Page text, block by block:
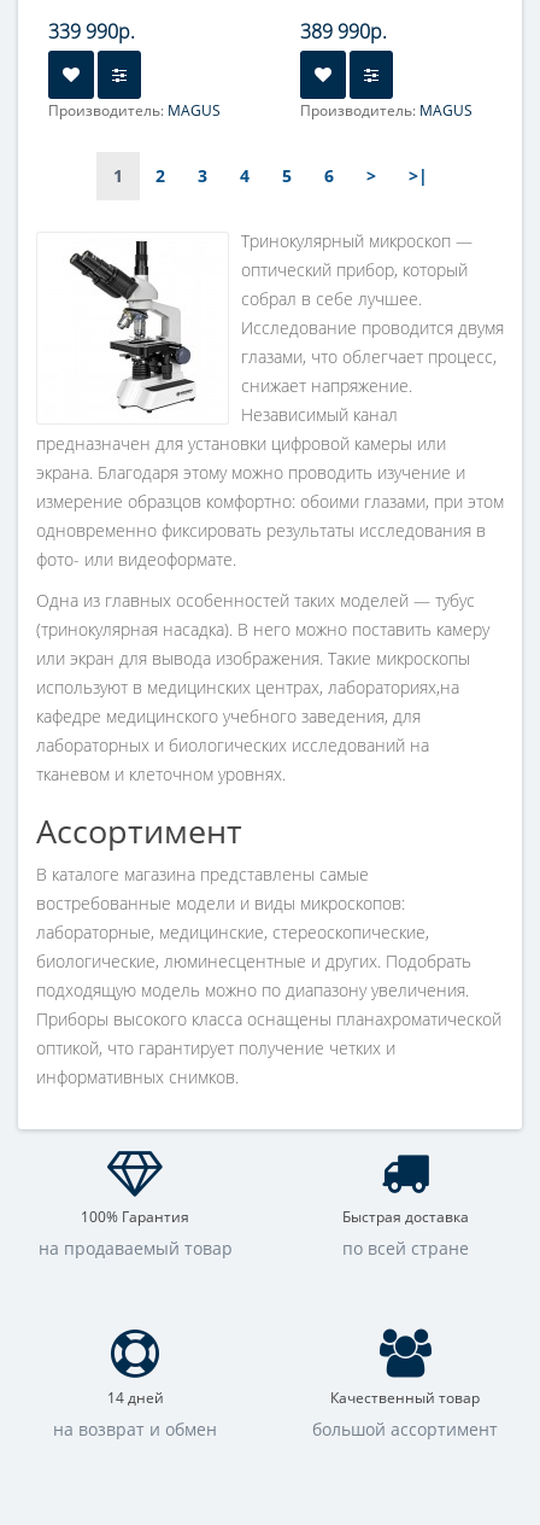
339 990р.
Производитель: MAGUS
мм, 37,7 мм/оборот, с
мм, 0,2 мм/оборот)
389 990р.
Производитель: MAGUS
мм, 18,85 мм/оборот, с
и тонкая (0,1 мм/оборот)
1 2 3 4 5 6 > >|
Тринокулярный микроскоп —
оптический прибор, который
собрал в себе лучшее.
Исследование проводится двумя
глазами, что облегчает процесс,
снижает напряжение.
Независимый канал
предназначен для установки цифровой камеры или
экрана. Благодаря этому можно проводить изучение и
измерение образцов комфортно: обоими глазами, при этом
одновременно фиксировать результаты исследования в
фото- или видеоформате.
Одна из главных особенностей таких моделей — тубус
(тринокулярная насадка). В него можно поставить камеру
или экран для вывода изображения. Такие микроскопы
используют в медицинских центрах, лабораториях,на
кафедре медицинского учебного заведения, для
лабораторных и биологических исследований на
тканевом и клеточном уровнях.
Ассортимент
В каталоге магазина представлены самые
востребованные модели и виды микроскопов:
лабораторные, медицинские, стереоскопические,
биологические, люминесцентные и других. Подобрать
подходящую модель можно по диапазону увеличения.
Приборы высокого класса оснащены планахроматической
оптикой, что гарантирует получение четких и
информативных снимков.
100% Гарантия
на продаваемый товар
Быстрая доставка
по всей стране
14 дней
на возврат и обмен
Качественный товар
большой ассортимент